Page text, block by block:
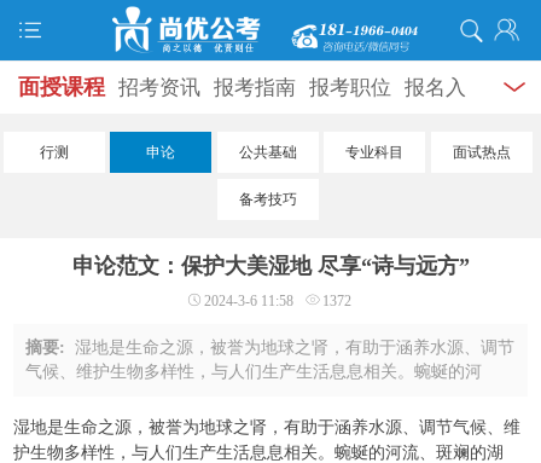
面授课程 招考资讯 报考指南 报考职位 报名入
打准考证 成绩查询 面试公告 录用公示 辅导
考试题库 模拟试题
行测 申论 公共基础 专业科目 面试热点
备考技巧
申论范文：保护大美湿地 尽享“诗与远方”
2024-3-6 11:58 1372
摘要:湿地是生命之源，被誉为地球之肾，有助于涵养水源、调节
气候、维护生物多样性，与人们生产生活息息相关。蜿蜒的河
机。近年来，我国加强湿地保护修复，不少 ...
湿地是生命之源，被誉为地球之肾，有助于涵养水源、调节气候、维
护生物多样性，与人们生产生活息息相关。蜿蜒的河流、斑斓的湖